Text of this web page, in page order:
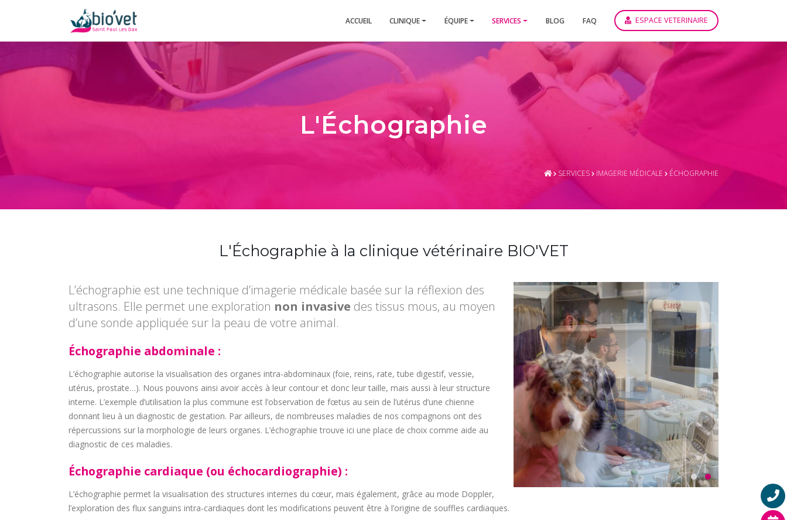
ACCUEIL CLINIQUE ÉQUIPE SERVICES BLOG FAQ ESPACE VETERINAIRE
L'Échographie
SERVICES IMAGERIE MÉDICALE ÉCHOGRAPHIE
L'Échographie à la clinique vétérinaire BIO'VET
L’échographie est une technique d’imagerie médicale basée sur la réflexion des
ultrasons. Elle permet une exploration non invasive des tissus mous, au moyen
d’une sonde appliquée sur la peau de votre animal.
Échographie abdominale :
L’échographie autorise la visualisation des organes intra-abdominaux (foie, reins, rate, tube digestif, vessie,
utérus, prostate…). Nous pouvons ainsi avoir accès à leur contour et donc leur taille, mais aussi à leur structure
interne. L’exemple d’utilisation la plus commune est l’observation de fœtus au sein de l’utérus d’une chienne
donnant lieu à un diagnostic de gestation. Par ailleurs, de nombreuses maladies de nos compagnons ont des
répercussions sur la morphologie de leurs organes. L’échographie trouve ici une place de choix comme aide au
diagnostic de ces maladies.
Échographie cardiaque (ou échocardiographie) :
L’échographie permet la visualisation des structures internes du cœur, mais également, grâce au mode Doppler,
l’exploration des flux sanguins intra-cardiaques dont les modifications peuvent être à l’origine de souffles cardiaques.